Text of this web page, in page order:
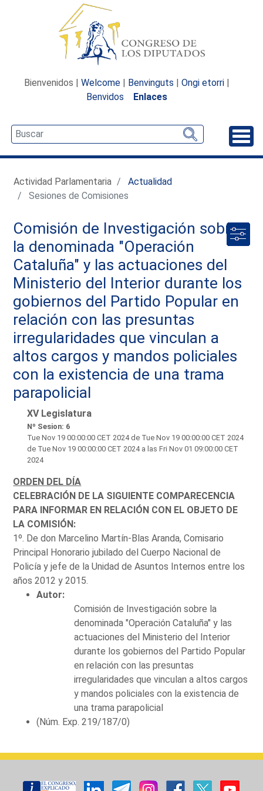
Bienvenidos | Welcome | Benvinguts | Ongi etorri |
Benvidos
Enlaces
Actividad Parlamentaria
Actualidad
Sesiones de Comisiones
Comisión de Investigación sobre
la denominada "Operación
Cataluña" y las actuaciones del
Ministerio del Interior durante los
gobiernos del Partido Popular en
relación con las presuntas
irregularidades que vinculan a
altos cargos y mandos policiales
con la existencia de una trama
parapolicial
XV Legislatura
Nº Sesion: 6
Tue Nov 19 00:00:00 CET 2024de Tue Nov 19 00:00:00 CET 2024
de Tue Nov 19 00:00:00 CET 2024 a las Fri Nov 01 09:00:00 CET
2024
ORDEN DEL DÍA
CELEBRACIÓN DE LA SIGUIENTE COMPARECENCIA
PARA INFORMAR EN RELACIÓN CON EL OBJETO DE
LA COMISIÓN:
1º. De don Marcelino Martín-Blas Aranda, Comisario
Principal Honorario jubilado del Cuerpo Nacional de
Policía y jefe de la Unidad de Asuntos Internos entre los
años 2012 y 2015.
Autor:
Comisión de Investigación sobre la
denominada "Operación Cataluña" y las
actuaciones del Ministerio del Interior
durante los gobiernos del Partido Popular
en relación con las presuntas
irregularidades que vinculan a altos cargos
y mandos policiales con la existencia de
una trama parapolicial
(Núm. Exp. 219/187/0)